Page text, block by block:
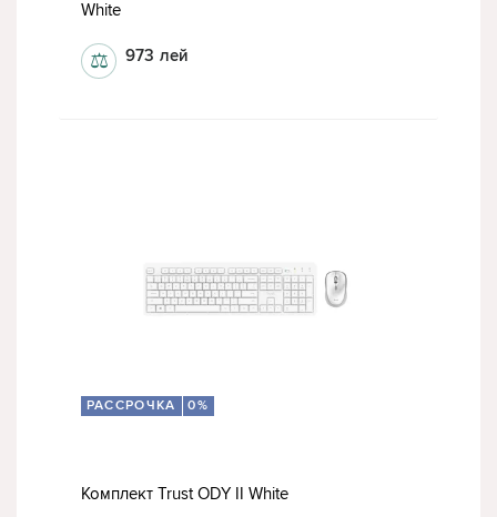
White
973 лей
⚖
РАССРОЧКА 0%
Комплект Trust ODY II White